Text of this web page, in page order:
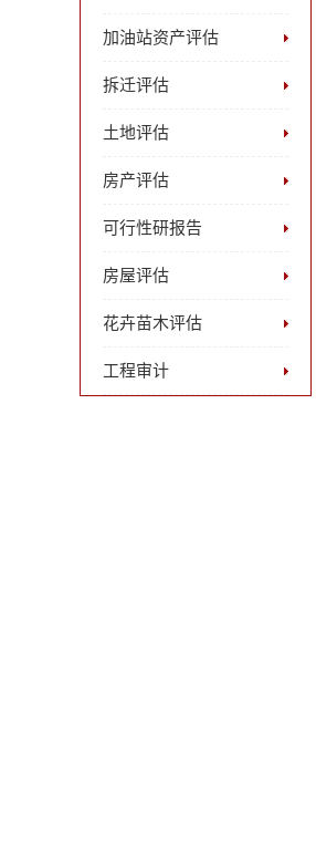
加油站资产评估
拆迁评估
土地评估
房产评估
可行性研报告
房屋评估
花卉苗木评估
工程审计